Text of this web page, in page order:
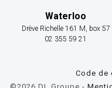
Waterloo
Drève Richelle 161 M, box 57
02 355 59 21
Code de